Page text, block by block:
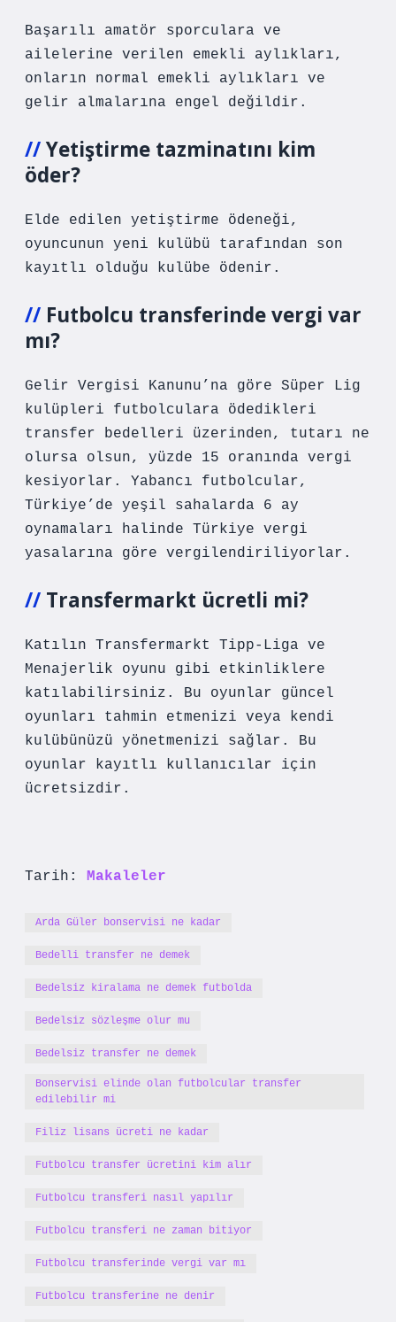
Başarılı amatör sporculara ve
ailelerine verilen emekli aylıkları,
onların normal emekli aylıkları ve
gelir almalarına engel değildir.
Yetiştirme tazminatını kim
öder?
Elde edilen yetiştirme ödeneği,
oyuncunun yeni kulübü tarafından son
kayıtlı olduğu kulübe ödenir.
Futbolcu transferinde vergi var
mı?
Gelir Vergisi Kanunu’na göre Süper Lig
kulüpleri futbolculara ödedikleri
transfer bedelleri üzerinden, tutarı ne
olursa olsun, yüzde 15 oranında vergi
kesiyorlar. Yabancı futbolcular,
Türkiye’de yeşil sahalarda 6 ay
oynamaları halinde Türkiye vergi
yasalarına göre vergilendiriliyorlar.
Transfermarkt ücretli mi?
Katılın Transfermarkt Tipp-Liga ve
Menajerlik oyunu gibi etkinliklere
katılabilirsiniz. Bu oyunlar güncel
oyunları tahmin etmenizi veya kendi
kulübünüzü yönetmenizi sağlar. Bu
oyunlar kayıtlı kullanıcılar için
ücretsizdir.
Tarih: Makaleler
Arda Güler bonservisi ne kadar
Bedelli transfer ne demek
Bedelsiz kiralama ne demek futbolda
Bedelsiz sözleşme olur mu
Bedelsiz transfer ne demek
Bonservisi elinde olan futbolcular transfer
edilebilir mi
Filiz lisans ücreti ne kadar
Futbolcu transfer ücretini kim alır
Futbolcu transferi nasıl yapılır
Futbolcu transferi ne zaman bitiyor
Futbolcu transferinde vergi var mı
Futbolcu transferine ne denir